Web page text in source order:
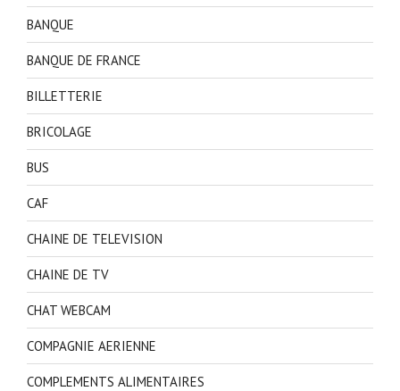
BANQUE
BANQUE DE FRANCE
BILLETTERIE
BRICOLAGE
BUS
CAF
CHAINE DE TELEVISION
CHAINE DE TV
CHAT WEBCAM
COMPAGNIE AERIENNE
COMPLEMENTS ALIMENTAIRES